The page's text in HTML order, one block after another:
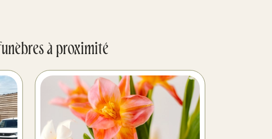
à proximité